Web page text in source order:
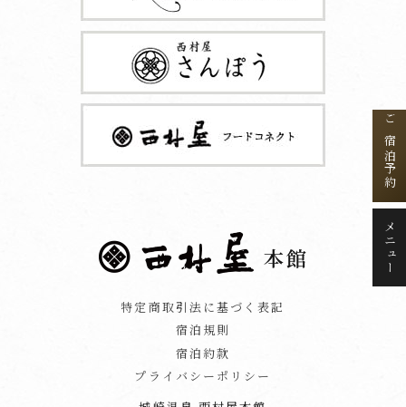
特定商取引法に基づく表記
宿泊規則
宿泊約款
プライバシーポリシー
ご宿泊予約
メニュー